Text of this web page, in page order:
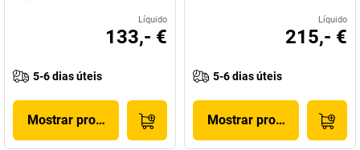
Líquido
133,- €
5-6 dias úteis
Mostrar produto
Líquido
215,- €
5-6 dias úteis
Mostrar produto